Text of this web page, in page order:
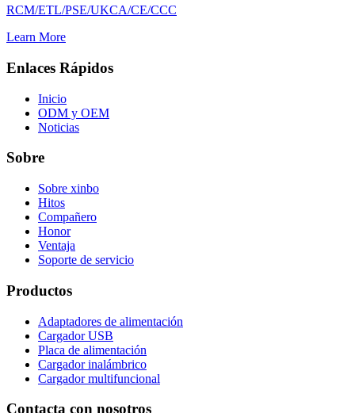
RCM/ETL/PSE/UKCA/CE/CCC
Learn More
Enlaces Rápidos
Inicio
ODM y OEM
Noticias
Sobre
Sobre xinbo
Hitos
Compañero
Honor
Ventaja
Soporte de servicio
Productos
Adaptadores de alimentación
Cargador USB
Placa de alimentación
Cargador inalámbrico
Cargador multifuncional
Contacta con nosotros